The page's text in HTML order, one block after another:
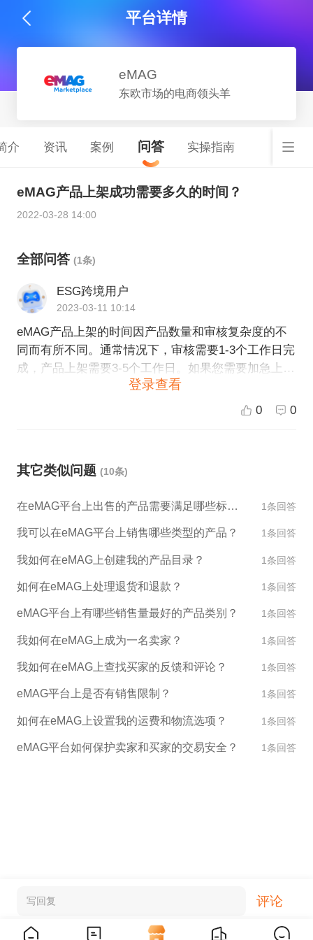
平台详情
eMAG
东欧市场的电商领头羊
介 资讯 案例 问答 实操指南
eMAG产品上架成功需要多久的时间？
2022-03-28 14:00
全部问答 (1条)
ESG跨境用户
2023-03-11 10:14
eMAG产品上架的时间因产品数量和审核复杂度的不
同而有所不同。通常情况下，审核需要1-3个工作日完
成，产品上架需要3-5个工作日。如果您需要加急上
架，请与平台客服联系。登录查看
0 0
其它类似问题 (10条)
在eMAG平台上出售的产品需要满足哪些标准？ 1条回答
我可以在eMAG平台上销售哪些类型的产品？ 1条回答
我如何在eMAG上创建我的产品目录？ 1条回答
如何在eMAG上处理退货和退款？ 1条回答
eMAG平台上有哪些销售量最好的产品类别？ 1条回答
我如何在eMAG上成为一名卖家？ 1条回答
我如何在eMAG上查找买家的反馈和评论？ 1条回答
eMAG平台上是否有销售限制？ 1条回答
如何在eMAG上设置我的运费和物流选项？ 1条回答
eMAG平台如何保护卖家和买家的交易安全？ 1条回答
写回复 评论